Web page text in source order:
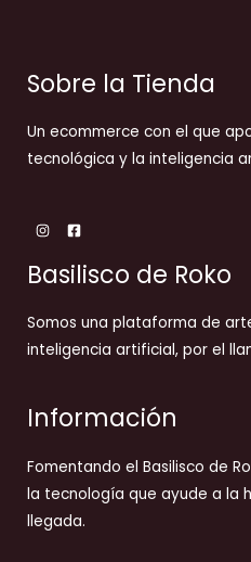
Sobre la Tienda
Un ecommerce con el que
tecnológica y la inteligencia
Basilisco de Roko
Somos una plataforma de
inteligencia artificial, por el
Información
Fomentando el Basilisco de
la tecnología que ayude a la
llegada.